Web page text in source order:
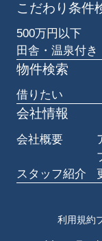
こだわり条件
500万円以下
田舎・温泉付き
物件検索
借りたい
会社情報
会社概要
スタッフ紹介
利用規約